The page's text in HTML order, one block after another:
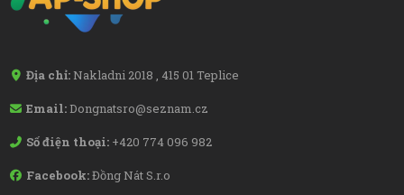
Địa chỉ: Nakladni 2018 , 415 01 Teplice
Email:Dongnatsro@seznam.cz
Số điện thoại: +420 774 096 982
Facebook:Đồng Nát S.r.o